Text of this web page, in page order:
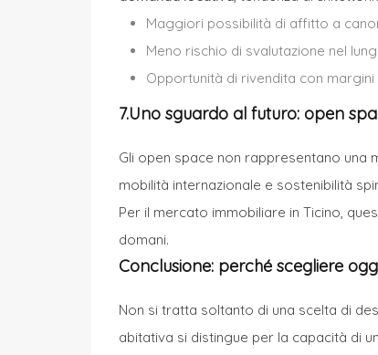
Maggiori possibilità di affitto a
Meno rischio di svalutazione nel
Opportunità di rivendita con
7.Uno sguardo al futuro: open
Gli open space non rappresentano una
mobilità internazionale e sostenibilità
Per il mercato immobiliare in Ticino,
domani.
Conclusione: perché scegliere
Non si tratta soltanto di una scelta di
abitativa si distingue per la capacità di